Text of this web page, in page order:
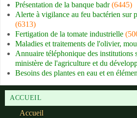
Présentation de la banque badr(6445)
Alerte à vigilance au feu bactérien sur
(6313)
Fertigation de la tomate industrielle
Maladies et traitements de l'olivier,
Annuaire téléphonique des institutions
ministère de l'agriculture et du
Besoins des plantes en eau et en
ACCUEIL
Accueil